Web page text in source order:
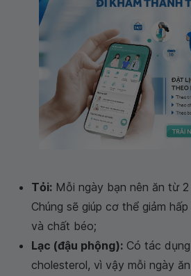
Tỏi: Mỗi ngày bạn nên ăn từ
Chúng sẽ giúp cơ thể giảm
và chất béo;
Lạc (đậu phộng): Có tác
cholesterol, vì vậy mỗi ngày